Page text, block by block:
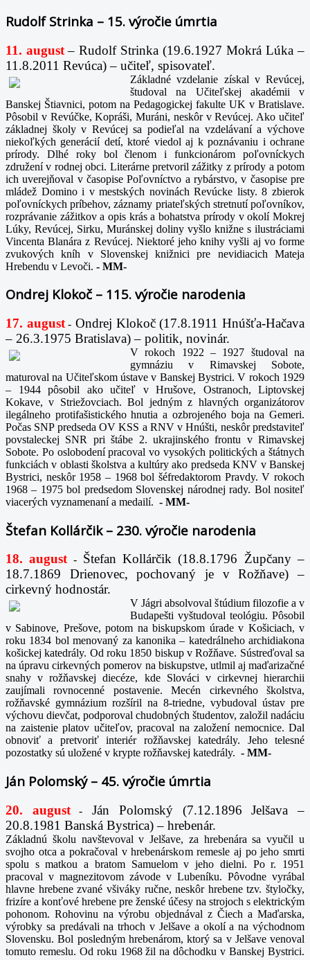
Rudolf Strinka – 15. výročie úmrtia
11. august – Rudolf Strinka (19.6.1927 Mokrá Lúka –
11.8.2011 Revúca) – učiteľ, spisovateľ.
Základné vzdelanie získal v Revúcej,
študoval na Učiteľskej akadémii v
Banskej Štiavnici, potom na Pedagogickej fakulte UK v Bratislave.
Pôsobil v Revúčke, Kopráši, Muráni, neskôr v Revúcej. Ako učiteľ
základnej školy v Revúcej sa podieľal na vzdelávaní a výchove
niekoľkých generácií detí, ktoré viedol aj k poznávaniu i ochrane
prírody. Dlhé roky bol členom i funkcionárom poľovníckych
združení v rodnej obci. Literárne pretvoril zážitky z prírody a potom
ich uverejňoval v časopise Poľovníctvo a rybárstvo, v časopise pre
mládež Domino i v mestských novinách Revúcke listy. 8 zbierok
poľovníckych príbehov, záznamy priateľských stretnutí poľovníkov,
rozprávanie zážitkov a opis krás a bohatstva prírody v okolí Mokrej
Lúky, Revúcej, Sirku, Muránskej doliny vyšlo knižne s ilustráciami
Vincenta Blanára z Revúcej. Niektoré jeho knihy vyšli aj vo forme
zvukových kníh v Slovenskej knižnici pre nevidiacich Mateja
Hrebendu v Levoči. - MM-
Ondrej Klokoč – 115. výročie narodenia
17. august- Ondrej Klokoč (17.8.1911 Hnúšťa-Hačava
– 26.3.1975 Bratislava) – politik, novinár.
V rokoch 1922 – 1927 študoval na
gymnáziu v Rimavskej Sobote,
maturoval na Učiteľskom ústave v Banskej Bystrici. V rokoch 1929
– 1944 pôsobil ako učiteľ v Hrušove, Ostranoch, Liptovskej
Kokave, v Striežovciach. Bol jedným z hlavných organizátorov
ilegálneho protifašistického hnutia a ozbrojeného boja na Gemeri.
Počas SNP predseda OV KSS a RNV v Hnúšti, neskôr predstaviteľ
povstaleckej SNR pri štábe 2. ukrajinského frontu v Rimavskej
Sobote. Po oslobodení pracoval vo vysokých politických a štátnych
funkciách v oblasti školstva a kultúry ako predseda KNV v Banskej
Bystrici, neskôr 1958 – 1968 bol šéfredaktorom Pravdy. V rokoch
1968 – 1975 bol predsedom Slovenskej národnej rady. Bol nositeľ
viacerých vyznamenaní a medailí. - MM-
Štefan Kollárčik – 230. výročie narodenia
18. august-
Štefan Kollárčik (18.8.1796 Župčany –
18.7.1869 Drienovec, pochovaný je v Rožňave) –
cirkevný hodnostár.
V Jágri absolvoval štúdium filozofie a v
Budapešti vyštudoval teológiu. Pôsobil
v Sabinove, Prešove, potom na biskupskom úrade v Košiciach, v
roku 1834 bol menovaný za kanonika – katedrálneho archidiakona
košickej katedrály. Od roku 1850 biskup v Rožňave. Sústreďoval sa
na úpravu cirkevných pomerov na biskupstve, utlmil aj maďarizačné
snahy v rožňavskej diecéze, kde Slováci v cirkevnej hierarchii
zaujímali rovnocenné postavenie. Mecén cirkevného školstva,
rožňavské gymnázium rozšíril na 8-triedne, vybudoval ústav pre
výchovu dievčat, podporoval chudobných študentov, založil nadáciu
na zaistenie platov učiteľov, pracoval na založení nemocnice. Dal
obnoviť a pretvoriť interiér rožňavskej katedrály. Jeho telesné
pozostatky sú uložené v krypte rožňavskej katedrály. - MM-
Ján Polomský – 45. výročie úmrtia
20. august-
Ján Polomský (7.12.1896 Jelšava –
20.8.1981 Banská Bystrica) – hrebenár.
Základnú školu navštevoval v Jelšave, za hrebenára sa vyučil u
svojho otca a pokračoval v hrebenárskom remesle aj po jeho smrti
spolu s matkou a bratom Samuelom v jeho dielni. Po r. 1951
pracoval v magnezitovom závode v Lubeníku. Pôvodne vyrábal
hlavne hrebene zvané všiváky ručne, neskôr hrebene tzv. štyločky,
frizíre a konťové hrebene pre ženské účesy na strojoch s elektrickým
pohonom. Rohovinu na výrobu objednával z Čiech a Maďarska,
výrobky sa predávali na trhoch v Jelšave a okolí a na východnom
Slovensku. Bol posledným hrebenárom, ktorý sa v Jelšave venoval
tomuto remeslu. Od roku 1968 žil na dôchodku v Banskej Bystrici.